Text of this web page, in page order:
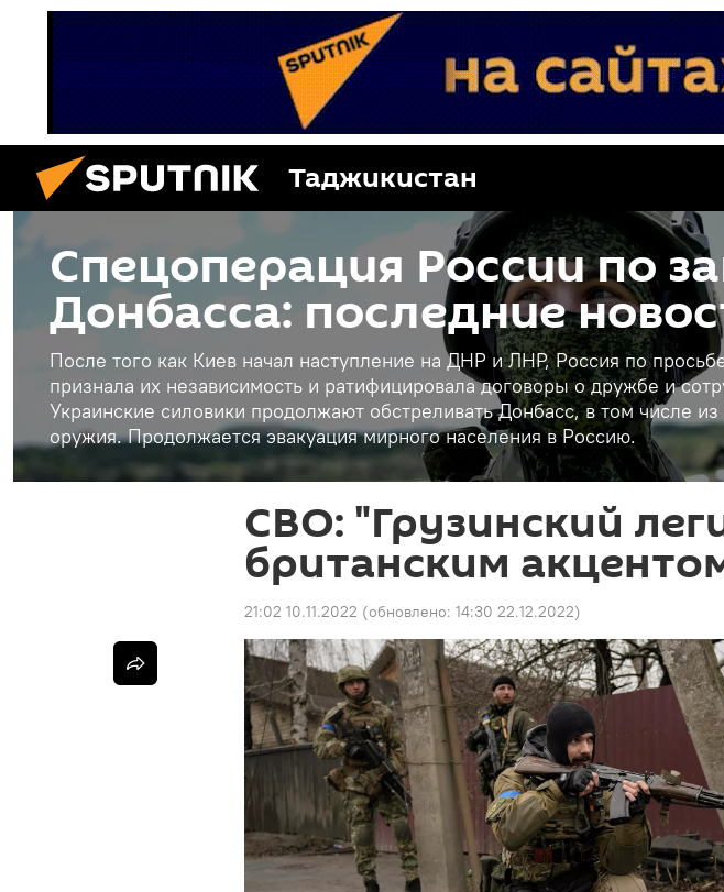
Таджикистан
Спецоперация России по
Донбасса: последние
После того как Киев начал наступление на ДНР и ЛНР, Россия по
признала их независимость и ратифицировала договоры о дружбе и
Украинские силовики продолжают обстреливать Донбасс, в том числе
оружия. Продолжается эвакуация мирного населения в Россию.
СВО: "Грузинский
британским
21:02 10.11.2022 (обновлено: 14:30 22.12.2022)